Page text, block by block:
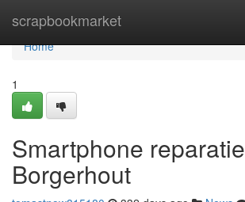
scrapbookmarket
Home
Home
1
Smartphone reparatie
Borgerhout